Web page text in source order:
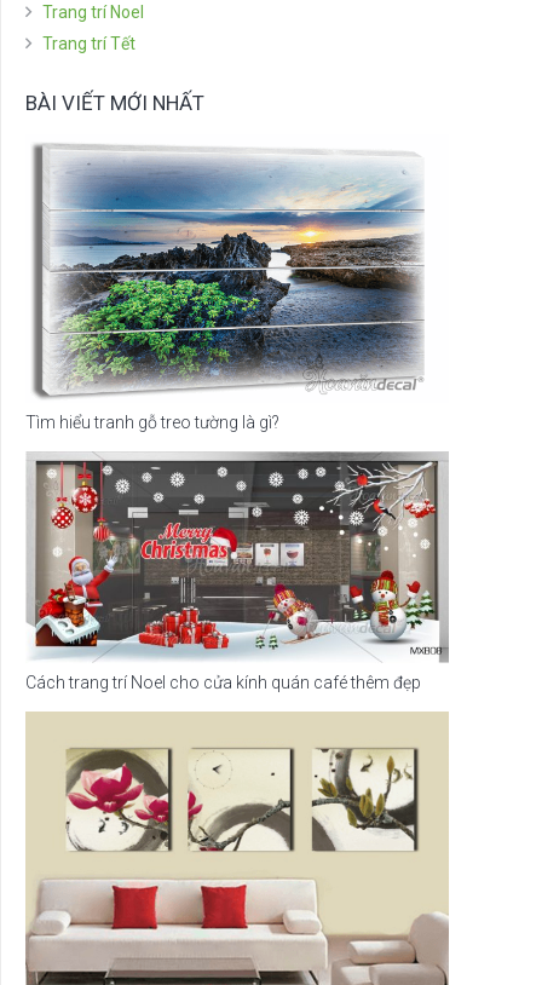
Trang trí Noel
Trang trí Tết
BÀI VIẾT MỚI NHẤT
Tìm hiểu tranh gỗ treo tường là gì?
Cách trang trí Noel cho cửa kính quán café thêm đẹp